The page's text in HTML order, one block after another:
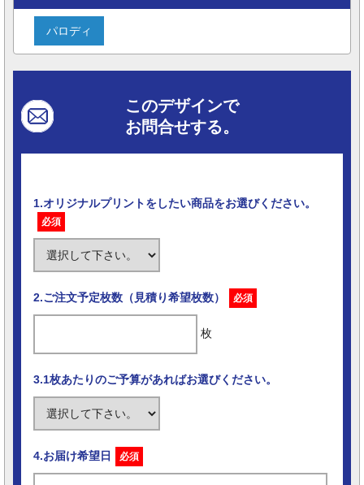
パロディ
このデザインで
お問合せする。
1.オリジナルプリントをしたい商品をお選びください。
必須
2.ご注文予定枚数（見積り希望枚数） 必須
枚
3.1枚あたりのご予算があればお選びください。
4.お届け希望日 必須